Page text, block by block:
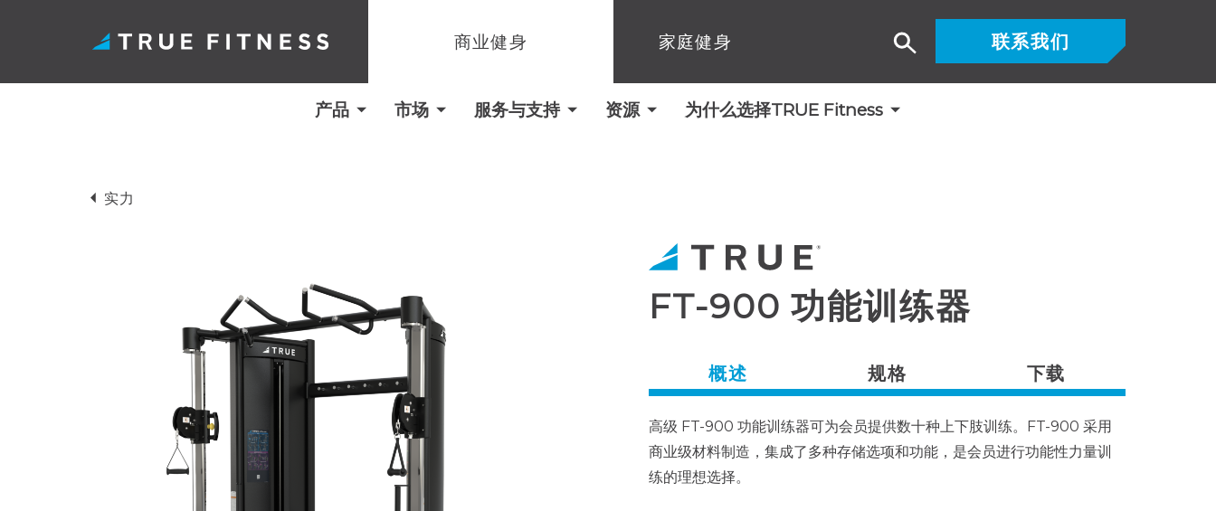
商业健身 家庭健身
产品 市场 服务与支持 资源 为什么选择TRUE Fitness
联系我们
搜
实力
FT-900 功能训练器
概述 规格 下载
高级 FT-900 功能训练器可为会员提供数十种上下肢训练。FT-900 采用
商业级材料制造，集成了多种存储选项和功能，是会员进行功能性力量训
练的理想选择。